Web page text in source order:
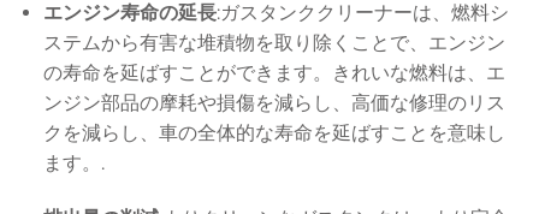
エンジン寿命の延長:ガスタンククリーナーは、燃料シ
ステムから有害な堆積物を取り除くことで、エンジン
の寿命を延ばすことができます。きれいな燃料は、エ
ンジン部品の摩耗や損傷を減らし、高価な修理のリス
クを減らし、車の全体的な寿命を延ばすことを意味し
ます。.